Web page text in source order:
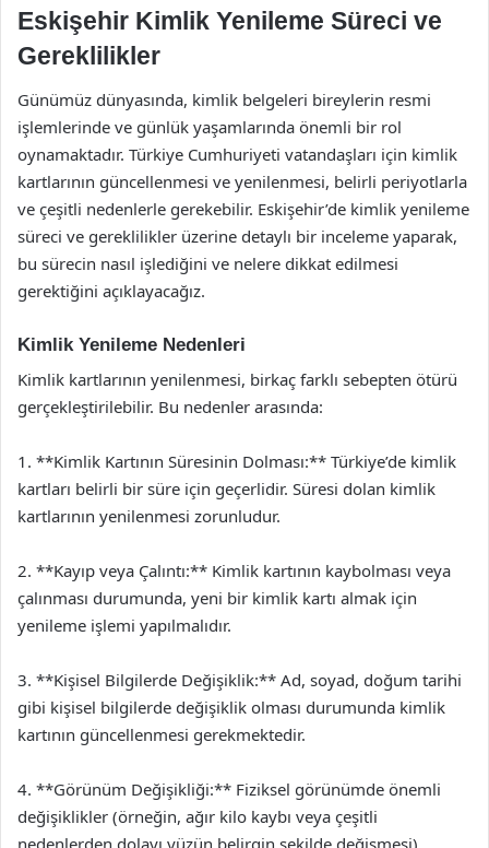
Eskişehir Kimlik Yenileme Süreci ve
Gereklilikler
Günümüz dünyasında, kimlik belgeleri bireylerin resmi
işlemlerinde ve günlük yaşamlarında önemli bir rol
oynamaktadır. Türkiye Cumhuriyeti vatandaşları için kimlik
kartlarının güncellenmesi ve yenilenmesi, belirli periyotlarla
ve çeşitli nedenlerle gerekebilir. Eskişehir’de kimlik yenileme
süreci ve gereklilikler üzerine detaylı bir inceleme yaparak,
bu sürecin nasıl işlediğini ve nelere dikkat edilmesi
gerektiğini açıklayacağız.
Kimlik Yenileme Nedenleri
Kimlik kartlarının yenilenmesi, birkaç farklı sebepten ötürü
gerçekleştirilebilir. Bu nedenler arasında:
1. **Kimlik Kartının Süresinin Dolması:** Türkiye’de kimlik
kartları belirli bir süre için geçerlidir. Süresi dolan kimlik
kartlarının yenilenmesi zorunludur.
2. **Kayıp veya Çalıntı:** Kimlik kartının kaybolması veya
çalınması durumunda, yeni bir kimlik kartı almak için
yenileme işlemi yapılmalıdır.
3. **Kişisel Bilgilerde Değişiklik:** Ad, soyad, doğum tarihi
gibi kişisel bilgilerde değişiklik olması durumunda kimlik
kartının güncellenmesi gerekmektedir.
4. **Görünüm Değişikliği:** Fiziksel görünümde önemli
değişiklikler (örneğin, ağır kilo kaybı veya çeşitli
nedenlerden dolayı yüzün belirgin şekilde değişmesi)